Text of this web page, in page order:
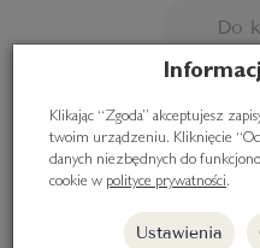
Do
Klikając “Zgoda” akceptujesz
twoim urządzeniu. Kliknięcie
danych niezbędnych do
cookie w polityce prywatności.
Ustawienia